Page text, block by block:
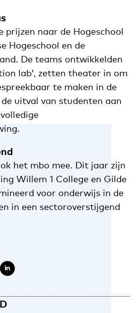
prijzen naar de Hogeschool
Hogeschool en de
De teams ontwikkelden
lab’, zetten theater in om
te maken in de
uitval van studenten aan
het mbo mee. Dit jaar zijn
Willem 1 College en Gilde
voor onderwijs in de
in een sectoroverstijgend